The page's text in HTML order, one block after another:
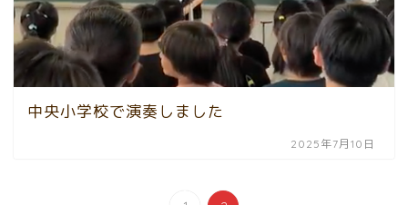
中央小学校で演奏しました
2025年7月10日